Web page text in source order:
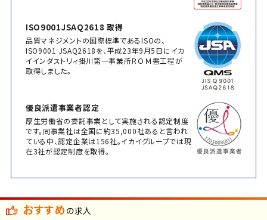
ISO9001JSAQ2618 取得
品質マネジメントの国際標準であるISOの、
ISO9001 JSAQ2618を、平成23年9月5日にイカ
イインダストリィ掛川第一事業所ＲＯＭ書工程が
取得しました。
優良派遣事業者認定
厚生労働省の委託事業として実施される認定制度
です。同事業社は全国に約35,000社あると言われ
ている中、認定企業は156社。イカイグループでは現
在3社が認定制度を取得。
おすすめの求人